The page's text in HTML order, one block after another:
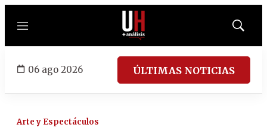
Menú
Mostrar
06 ago 2026 ÚLTIMAS NOTICIAS
Arte y Espectáculos